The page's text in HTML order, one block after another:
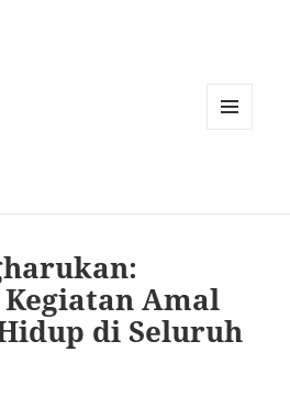
Amal
di Seluruh